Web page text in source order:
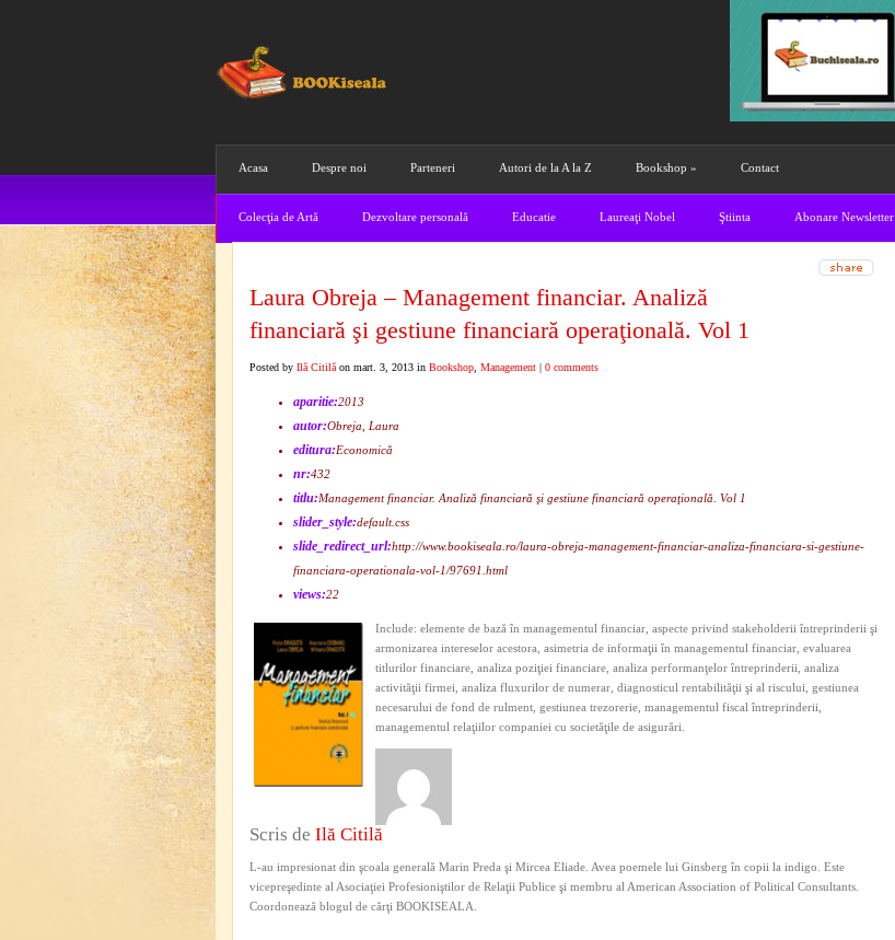
Acasa Despre noi Parteneri Autori de la A la Z Bookshop » Contact
Colecţia de Artă Dezvoltare personală Educatie Laureaţi Nobel Ştiinta Abonare Newsletter
Laura Obreja – Management financiar. Analiză
financiară şi gestiune financiară operaţională. Vol 1
Posted by Ilă Citilă on mart. 3, 2013 in Bookshop Management | 0 comments
aparitie:2013
autor:Obreja, Laura
editura:Economică
nr:432
titlu:Management financiar. Analiză financiară şi gestiune financiară operaţională. Vol 1
slider_style:default.css
slide_redirect_url:http://www.bookiseala.ro/laura-obreja-management-financiar-analiza-financiara-si-gestiune-
financiara-operationala-vol-1/97691.html
views:22
Include: elemente de bază în managementul financiar, aspecte privind stakeholderii întreprinderii şi
armonizarea intereselor acestora, asimetria de informaţii în managementul financiar, evaluarea
titlurilor financiare, analiza poziţiei financiare, analiza performanţelor întreprinderii, analiza
activităţii firmei, analiza fluxurilor de numerar, diagnosticul rentabilităţii şi al riscului, gestiunea
necesarului de fond de rulment, gestiunea trezorerie, managementul fiscal întreprinderii,
managementul relaţiilor companiei cu societăţile de asigurări.
Scris de Ilă Citilă
L-au impresionat din şcoala generală Marin Preda şi Mircea Eliade. Avea poemele lui Ginsberg în copii la indigo. Este
vicepreşedinte al Asociaţiei Profesioniştilor de Relaţii Publice şi membru al American Association of Political Consultants.
Coordonează blogul de cărţi BOOKISEALA.